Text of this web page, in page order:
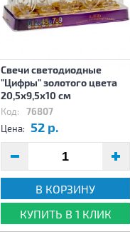
Свечи светодиодные
"Цифры" золотого цвета
20,5х9,5х10 см
Код: 76807
Цена: 52 р.
В КОРЗИНУ
КУПИТЬ В 1 КЛИК